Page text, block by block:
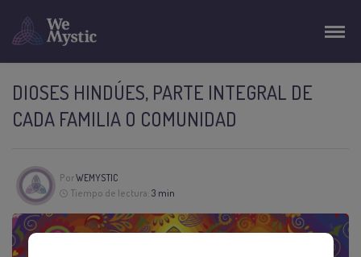
DIOSES HINDÚES, PARTE INTEGRAL DE
CADA FAMILIA O COMUNIDAD
PorWEMYSTIC
Tiempo de lectura: 3 min